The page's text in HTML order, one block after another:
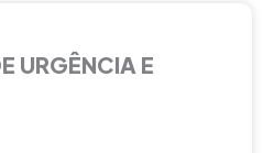
URGÊNCIA E